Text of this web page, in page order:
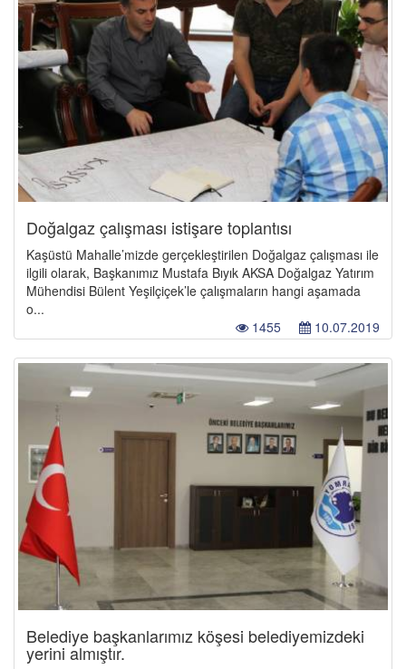
Doğalgaz çalışması istişare toplantısı
Kaşüstü Mahalle’mizde gerçekleştirilen Doğalgaz çalışması ile
ilgili olarak, Başkanımız Mustafa Bıyık AKSA Doğalgaz Yatırım
Mühendisi Bülent Yeşilçiçek’le çalışmaların hangi aşamada
o...
10.07.2019
1455
Belediye başkanlarımız köşesi belediyemizdeki
yerini almıştır.